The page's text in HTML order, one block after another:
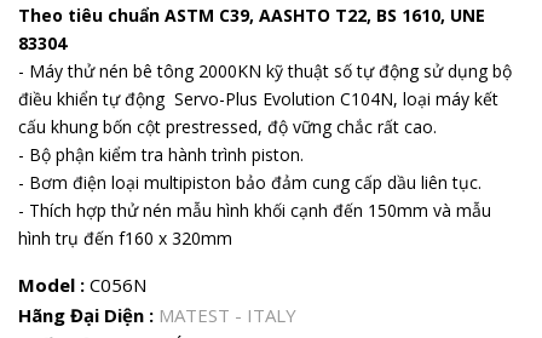
Theo tiêu chuẩn ASTM C39, AASHTO T22, BS 1610, UNE
83304
- Máy thử nén bê tông 2000KN kỹ thuật số tự động sử dụng bộ
điều khiển tự động Servo-Plus Evolution C104N, loại máy kết
cấu khung bốn cột prestressed, độ vững chắc rất cao.
- Bộ phận kiểm tra hành trình piston.
- Bơm điện loại multipiston bảo đảm cung cấp dầu liên tục.
- Thích hợp thử nén mẫu hình khối cạnh đến 150mm và mẫu
hình trụ đến f160 x 320mm
Model : C056N
Hãng Đại Diện : MATEST - ITALY